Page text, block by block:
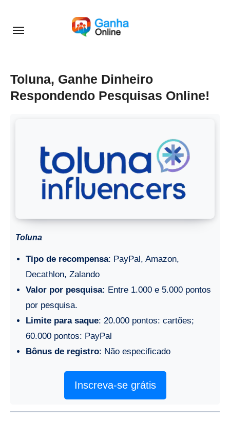
content
Toluna, Ganhe Dinheiro
Respondendo Pesquisas Online!
Toluna
Tipo de recompensa: PayPal, Amazon,
Decathlon, Zalando
Valor por pesquisa: Entre 1.000 e 5.000 pontos
por pesquisa.
Limite para saque: 20.000 pontos: cartões;
60.000 pontos: PayPal
Bônus de registro: Não especificado
Inscreva-se grátis